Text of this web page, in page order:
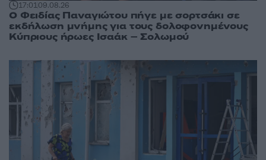
17:0109.08.26
Ο Φειδίας Παναγιώτου πήγε με σορτσάκι σε
εκδήλωση μνήμης για τους δολοφονημένους
Κύπριους ήρωες Ισαάκ – Σολωμού